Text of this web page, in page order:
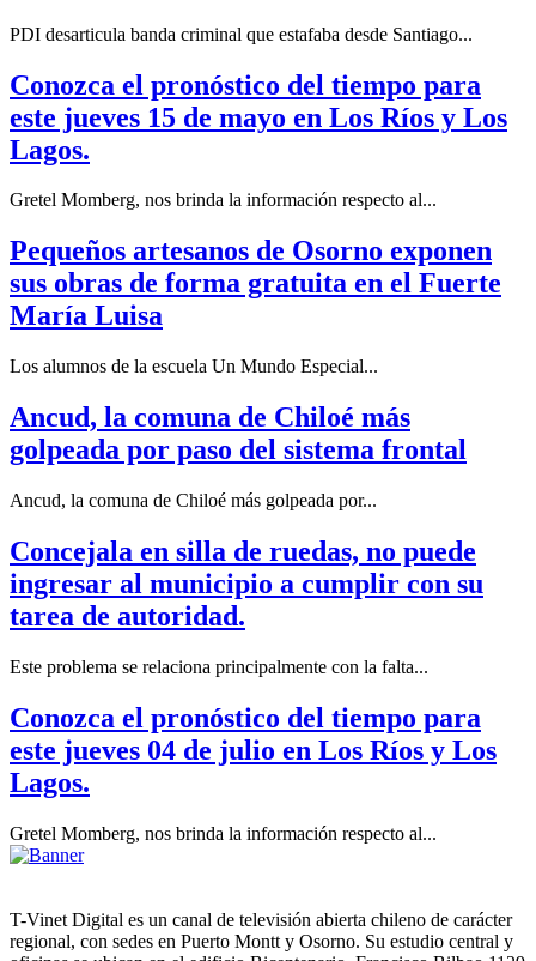
PDI desarticula banda criminal que estafaba desde Santiago...
Conozca el pronóstico del tiempo para
este jueves 15 de mayo en Los Ríos y Los
Lagos.
Gretel Momberg, nos brinda la información respecto al...
Pequeños artesanos de Osorno exponen
sus obras de forma gratuita en el Fuerte
María Luisa
Los alumnos de la escuela Un Mundo Especial...
Ancud, la comuna de Chiloé más
golpeada por paso del sistema frontal
Ancud, la comuna de Chiloé más golpeada por...
Concejala en silla de ruedas, no puede
ingresar al municipio a cumplir con su
tarea de autoridad.
Este problema se relaciona principalmente con la falta...
Conozca el pronóstico del tiempo para
este jueves 04 de julio en Los Ríos y Los
Lagos.
Gretel Momberg, nos brinda la información respecto al...
T-Vinet Digital es un canal de televisión abierta chileno de carácter
regional, con sedes en Puerto Montt y Osorno. Su estudio central y